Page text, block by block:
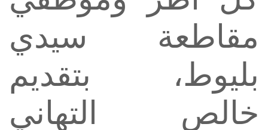
مقاطعة سيدي
بليوط، بتقديم
خالص التهاني